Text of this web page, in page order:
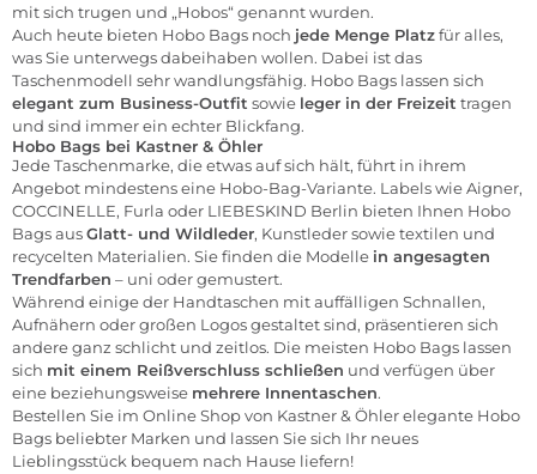
mit sich trugen und „Hobos“ genannt wurden.
Auch heute bieten Hobo Bags noch jede Menge Platzfür alles,
was Sie unterwegs dabeihaben wollen. Dabei ist das
Taschenmodell sehr wandlungsfähig. Hobo Bags lassen sich
elegant zum Business-Outfit sowie leger in der Freizeit tragen
und sind immer ein echter Blickfang.
Hobo Bags bei Kastner & Öhler
Jede Taschenmarke, die etwas auf sich hält, führt in ihrem
Angebot mindestens eine Hobo-Bag-Variante. Labels wieAigner,
COCCINELLE, Furla oder LIEBESKIND Berlin bieten Ihnen Hobo
Bags ausGlatt- und Wildleder, Kunstleder sowie textilen und
recycelten Materialien. Sie finden die Modelle in angesagten
Trendfarben – uni oder gemustert.
Während einige der Handtaschen mit auffälligen Schnallen,
Aufnähern oder großen Logos gestaltet sind, präsentieren sich
andere ganz schlicht und zeitlos. Die meisten Hobo Bags lassen
sich mit einem Reißverschluss schließen und verfügen über
eine beziehungsweise mehrere Innentaschen.
Bestellen Sie im Online Shop von Kastner & Öhlerelegante Hobo
Bags beliebter Marken und lassen Sie sich Ihr neues
Lieblingsstück bequem nach Hause liefern!